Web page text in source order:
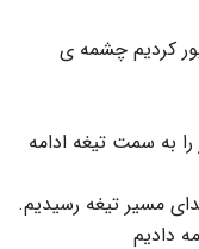
کردیم چشمه ی
به سمت تیغه ادامه
مسیر تیغه رسیدیم.
دادیم